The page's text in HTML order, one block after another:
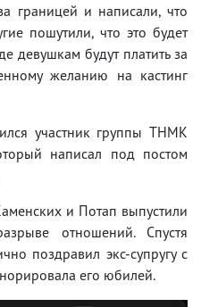
границей и написали, что
пошутили, что это будет
девушкам будут платить за
желанию на кастинг
участник группы ТНМК
написал под постом
и Потап выпустили
отношений. Спустя
поздравил экс-супругу с
его юбилей.